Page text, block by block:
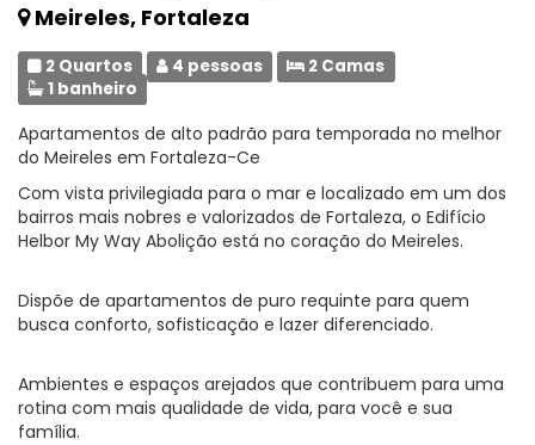
Meireles, Fortaleza
2 Quartos 4 pessoas
2 Camas
1 banheiro
Apartamentos de alto padrão para temporada no melhor
do Meireles em Fortaleza-Ce
Com vista privilegiada para o mar e localizado em um dos
bairros mais nobres e valorizados de Fortaleza, o Edifício
Helbor My Way Abolição está no coração do Meireles.
Dispõe de apartamentos de puro requinte para quem
busca conforto, sofisticação e lazer diferenciado.
Ambientes e espaços arejados que contribuem para uma
rotina com mais qualidade de vida, para você e sua
família.